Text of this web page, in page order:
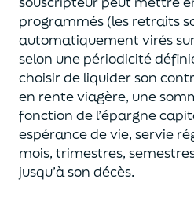
programmés (les retraits
automatiquement virés
selon une périodicité
choisirde liquider son
en rente viagère, une
fonction de l’épargne
espérance de vie, servie
mois, trimestres,
jusqu’à son décès.